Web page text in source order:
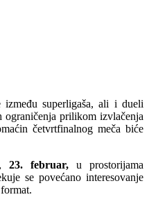
superligaša, ali i dueli
prilikom izvlačenja
četvrtfinalnog meča biće
23. februar, u prostorijama
se povećano interesovanje